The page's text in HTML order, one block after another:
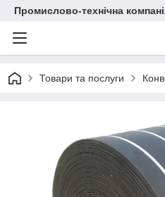
Промислово-технічна
Товари та послуги